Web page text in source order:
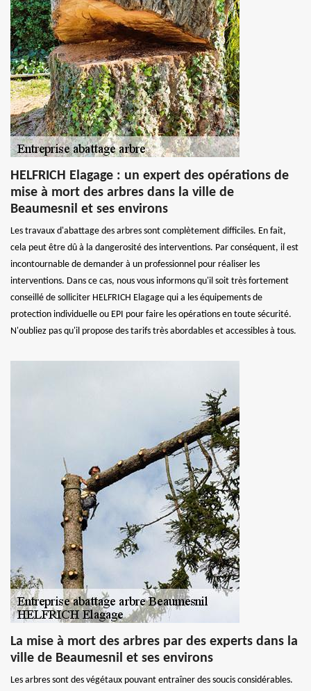
HELFRICH Elagage : un expert des opérations de
mise à mort des arbres dans la ville de
Beaumesnil et ses environs
Les travaux d'abattage des arbres sont complètement difficiles. En fait,
cela peut être dû à la dangerosité des interventions. Par conséquent, il est
incontournable de demander à un professionnel pour réaliser les
interventions. Dans ce cas, nous vous informons qu'il soit très fortement
conseillé de solliciter HELFRICH Elagage qui a les équipements de
protection individuelle ou EPI pour faire les opérations en toute sécurité.
N'oubliez pas qu'il propose des tarifs très abordables et accessibles à tous.
La mise à mort des arbres par des experts dans la
ville de Beaumesnil et ses environs
Les arbres sont des végétaux pouvant entraîner des soucis considérables.